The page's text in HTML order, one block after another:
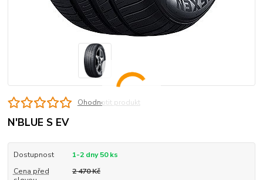
Ohodnotit produkt
N'BLUE S EV
Dostupnost
1-2 dny 50 ks
Cena před
2 470 Kč